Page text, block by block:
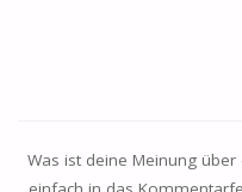
Was ist deine Meinung